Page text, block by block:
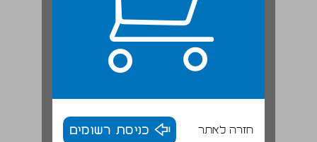
חזרה לאתר כניסת רשומים